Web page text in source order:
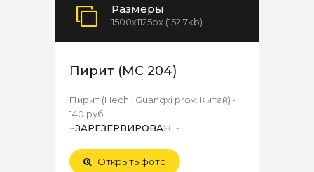
Размеры
1500x1125px (152.7kb)
Пирит (МС 204)
Пирит (Hechi, Guangxi prov. Китай) -
140 руб.
~ЗАРЕЗЕРВИРОВАН ~
Открыть фото